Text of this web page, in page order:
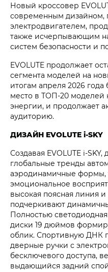
Новый кроссовер
современным дизайном,
электродвигателем,
также исчерпывающим
систем безопасности и
EVOLUTE продолжает
сегмента моделей на
итогам апреля 2026
место в ТОП-20 моделей
энергии, и продолжает
аудиторию.
ДИЗАЙН EVOLUTE i‑SKY
Создавая EVOLUTE
глобальные тренды
аэродинамичные формы,
эмоциональное
высокая поясная линия
подчеркивают
Полностью
диски 19 дюймов
облик. Спортивную ДНК
дверные ручки с
бесключевого доступа,
выдающийся задний